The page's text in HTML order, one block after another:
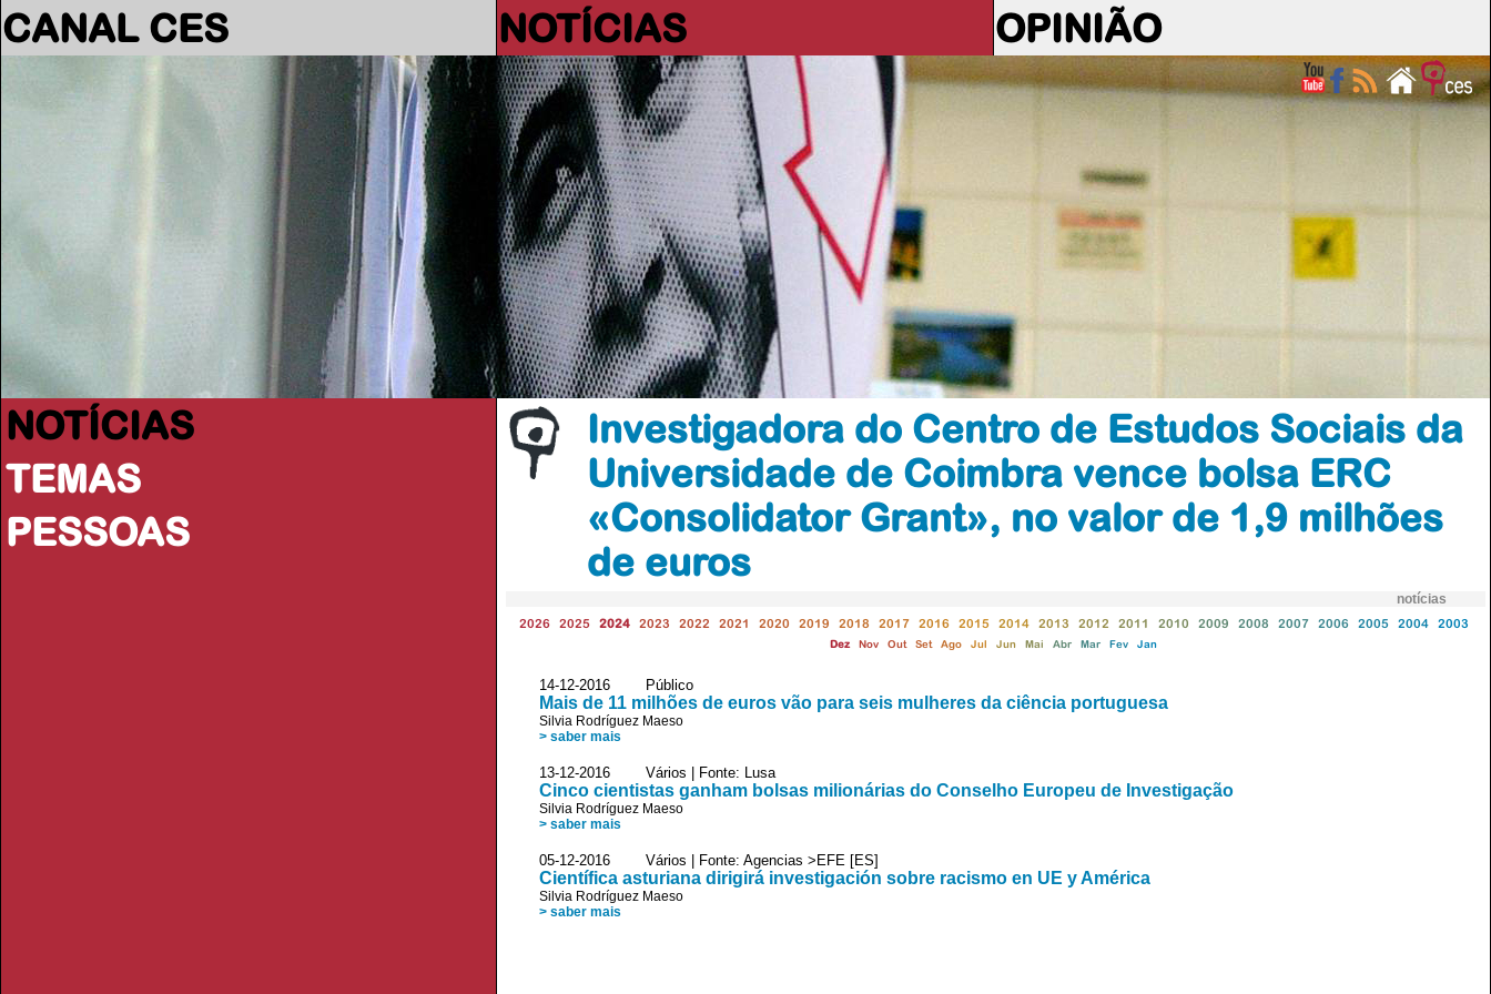
CANAL CES NOTÍCIAS OPINIÃO
NOTÍCIAS
TEMAS
PESSOAS
Investigadora do Centro de Estudos Sociais da
Universidade de Coimbra vence bolsa ERC
«Consolidator Grant», no valor de 1,9 milhões
de euros
notícias
2026 2025 2024 2023 2022 2021 2020 2019 2018 2017 2016 2015 2014 2013 2012 2011 2010 2009 2008 2007 2006 2005 2004 2003
Dez Nov Out Set Ago Jul Jun Mai Abr Mar Fev Jan
14-12-2016 Público
Mais de 11 milhões de euros vão para seis mulheres da ciência portuguesa
Silvia Rodríguez Maeso
> saber mais
13-12-2016 Vários | Fonte: Lusa
Cinco cientistas ganham bolsas milionárias do Conselho Europeu de Investigação
Silvia Rodríguez Maeso
> saber mais
05-12-2016 Vários | Fonte: Agencias >EFE [ES]
Científica asturiana dirigirá investigación sobre racismo en UE y América
Silvia Rodríguez Maeso
> saber mais